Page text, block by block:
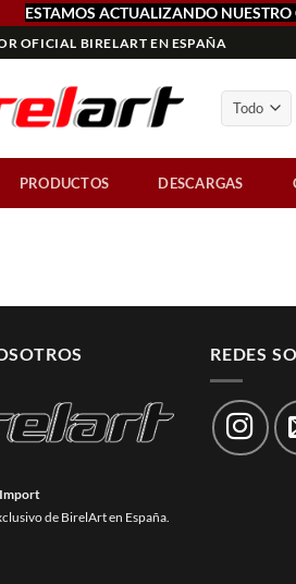
ESTAMOS ACTUALIZANDO NUESTRO
OFICIAL BIRELART EN ESPAÑA
PRODUCTOS DESCARGAS
de BirelArt en España.
REDES